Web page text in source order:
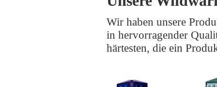
Wir haben unsere
in hervorragender
härtesten, die ein